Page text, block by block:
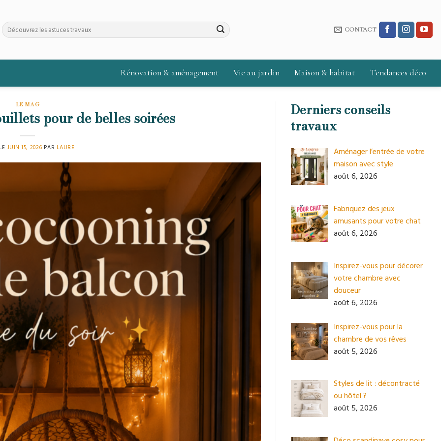
CONTACT
Rénovation & aménagement Vie au jardin Maison & habitat Tendances déco
LE MAG
pour de belles soirées
JUIN 15, 2026 PAR LAURE
Derniers conseils
travaux
Aménager l’entrée de votre
maison avec style
août 6, 2026
Fabriquez des jeux
amusants pour votre chat
août 6, 2026
Inspirez-vous pour décorer
votre chambre avec
douceur
août 6, 2026
Inspirez-vous pour la
chambre de vos rêves
août 5, 2026
Styles de lit : décontracté
ou hôtel ?
août 5, 2026